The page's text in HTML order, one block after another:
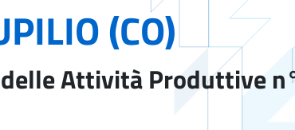
(CO)
Attività Produttive